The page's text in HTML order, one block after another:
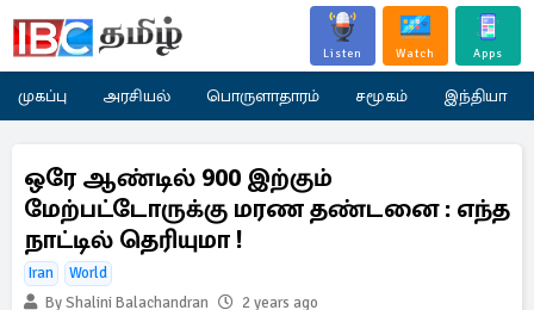
Listen Watch Apps
முகப்பு அரசியல் பொருளாதாரம் சமூகம் இந்தியா
ஒரே ஆண்டில் 900 இற்கும்
மேற்பட்டோருக்கு மரண தண்டனை : எந்த
நாட்டில் தெரியுமா !
Iran
World
By Shalini Balachandran
2 years ago